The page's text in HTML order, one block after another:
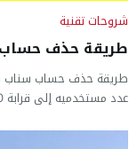
شروحات تقنية
طريقة حذف
طريقة حذف حساب سناب
عدد مستخدميه إلى قرابة 500 مليون، حيث...